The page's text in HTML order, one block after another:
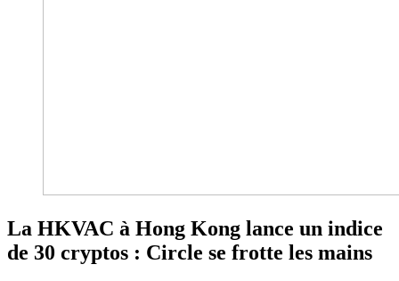
La HKVAC à Hong Kong lance un indice
de 30 cryptos : Circle se frotte les mains